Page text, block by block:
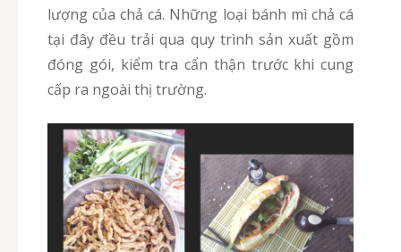
lượng của chả cá. Những loại bánh mì chả cá
tại đây đều trải qua quy trình sản xuất gồm
đóng gói, kiểm tra cẩn thận trước khi cung
cấp ra ngoài thị trường.